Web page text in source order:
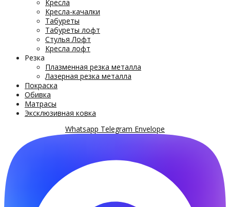
Кресла
Кресла-качалки
Табуреты
Табуреты лофт
Стулья Лофт
Кресла лофт
Резка
Плазменная резка металла
Лазерная резка металла
Покраска
Обивка
Матрасы
Эксклюзивная ковка
Whatsapp Telegram Envelope